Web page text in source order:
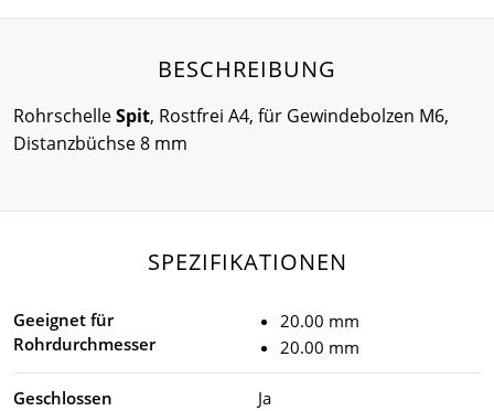
BESCHREIBUNG
RohrschelleSpit, Rostfrei A4, für Gewindebolzen M6,
Distanzbüchse 8 mm
SPEZIFIKATIONEN
Geeignet für
Rohrdurchmesser
20.00 mm
20.00 mm
Geschlossen Ja